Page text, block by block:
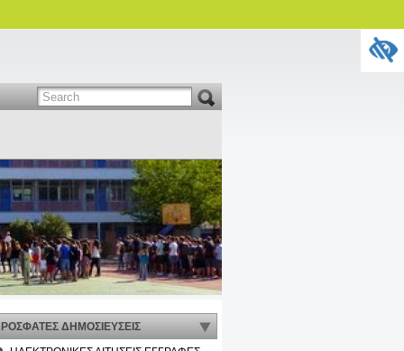
ΔΗΜΟΣΙΕΥΣΕΙΣ